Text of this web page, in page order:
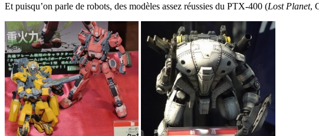
Et puisqu’on parle de robots, des modèles assez réussies du PTX-400 (Lost Planet,